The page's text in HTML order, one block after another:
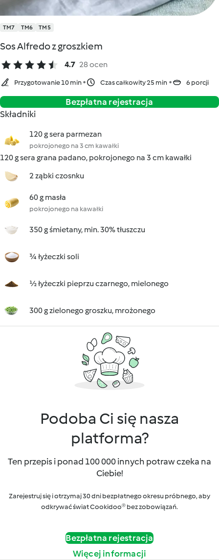
TM7 TM6 TM5
Sos Alfredo z groszkiem
4.7 28 ocen
Przygotowanie 10 min Czas całkowity 25 min 6 porcji
Bezpłatna rejestracja
Składniki
120 g sera parmezan
pokrojonego na 3 cm kawałki
120 g sera grana padano, pokrojonego na 3 cm kawałki
2 ząbki czosnku
60 g masła
pokrojonego na kawałki
350 g śmietany, min. 30% tłuszczu
¾ łyżeczki soli
½ łyżeczki pieprzu czarnego, mielonego
300 g zielonego groszku, mrożonego
Podoba Ci się nasza
platforma?
Ten przepis i ponad 100 000 innych potraw czeka na
Ciebie!
Zarejestruj się i otrzymaj 30 dni bezpłatnego okresu próbnego, aby
odkrywać świat Cookidoo® bez zobowiązań.
Bezpłatna rejestracja
Więcej informacji